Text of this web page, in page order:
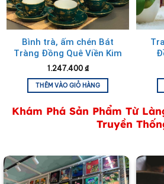
Hộp trang sức sơn mài đồng
Bình trà, ấm chén Bát
Tràng Đồng Quê Viền Kim
1.247.400 ₫
THÊM VÀO GIỎ HÀNG
Khám Phá Sản Phẩm Từ
Truyền